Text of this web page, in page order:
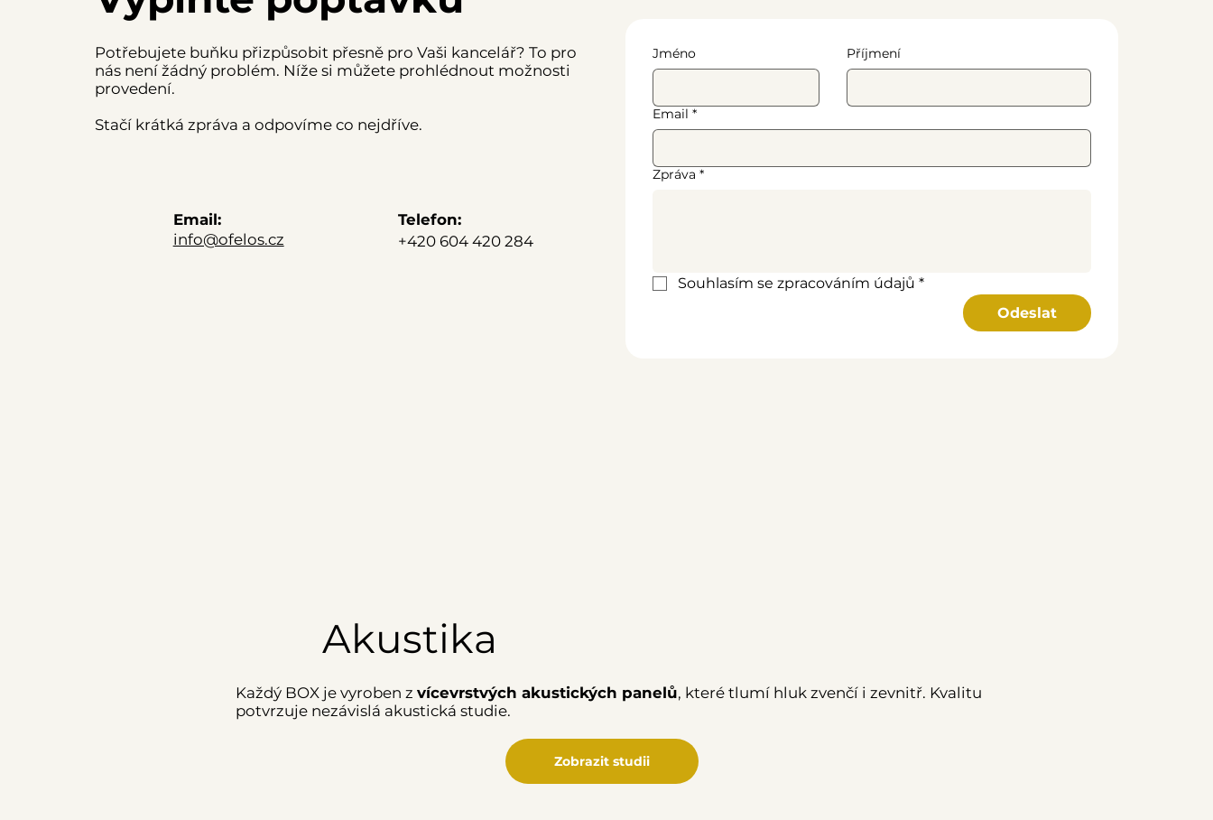
Potřebujete buňku přizpůsobit přesně pro Vaši kancelář? To pro
nás není žádný problém. Níže si můžete prohlédnout možnosti
provedení.
Stačí krátká zpráva a odpovíme co nejdříve.
Email:
info@ofelos.cz
Telefon:
+420 604 420 284
Jméno Příjmení
Email *
Zpráva *
Souhlasím se zpracováním údajů *
Odeslat
Akustika
Každý BOX je vyroben z vícevrstvých akustických panelů, které tlumí hluk zvenčí i zevnitř. Kvalitu
potvrzuje nezávislá akustická studie.
Zobrazit studii